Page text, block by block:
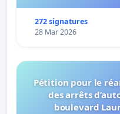
272 signatures
28 Mar 2026
Pétition pour le
des arrêts
boulevard